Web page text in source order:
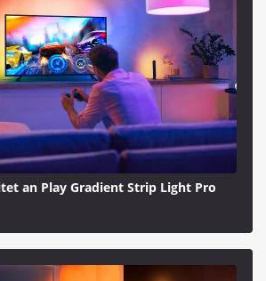
an Play Gradient Strip Light Pro